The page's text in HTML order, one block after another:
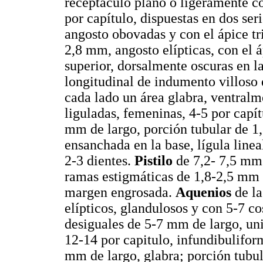
por capítulo, dispuestas en dos
angosto obovadas y con el ápice
2,8 mm, angosto elípticas, con el
superior, dorsalmente oscuras en
longitudinal de indumento villoso
cada lado un área glabra,
liguladas, femeninas, 4-5 por
mm de largo, porción tubular de
ensanchada en la base, lígula
2-3 dientes. Pistilo de 7,2- 7,5
ramas estigmáticas de 1,8-2,5
margen engrosada. Aquenios de
elípticos, glandulosos y con 5-7
desiguales de 5-7 mm de largo,
12-14 por capitulo,
mm de largo, glabra; porción